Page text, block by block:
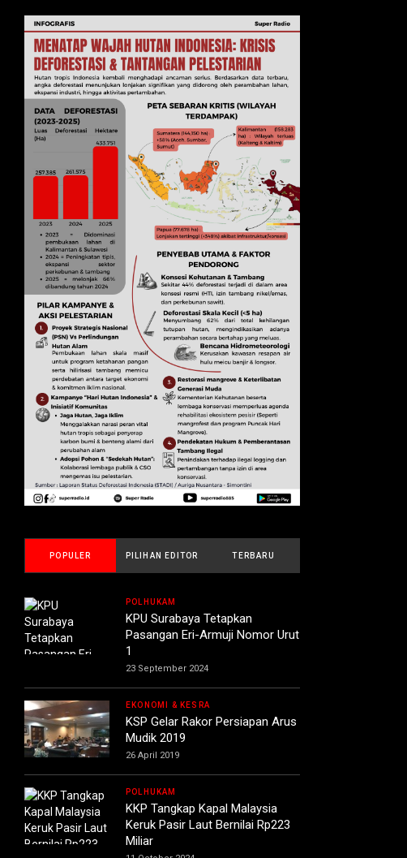
POPULER PILIHAN EDITOR TERBARU
POLHUKAM
KPU Surabaya Tetapkan
Pasangan Eri-Armuji Nomor Urut
1
23 September 2024
EKONOMI & KESRA
KSP Gelar Rakor Persiapan Arus
Mudik 2019
26 April 2019
POLHUKAM
KKP Tangkap Kapal Malaysia
Keruk Pasir Laut Bernilai Rp223
Miliar